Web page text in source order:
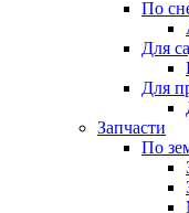
По
Для
Для
Запчасти
По